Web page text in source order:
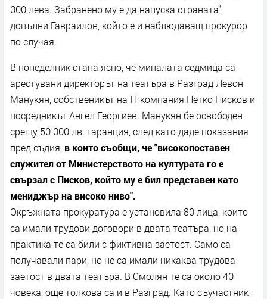
000 лева. Забранено му е да напуска страната",
допълни Гавраилов, който е и наблюдаващ прокурор
по случая.
В понеделник стана ясно, че миналата седмица са
арестувани директорът на театъра в Разград Левон
Манукян, собственикът на IT компания Петко Писков и
посредникът Ангел Георгиев. Манукян бе освободен
срещу 50 000 лв. гаранция, след като даде показания
пред съдия, в които съобщи, че "високопоставен
служител от Министерството на културата го е
свързал с Писков, който му е бил представен като
мениджър на високо ниво".
Окръжната прокуратура е установила 80 лица, които
са имали трудови договори в двата театъра, но на
практика те са били с фиктивна заетост. Само са
получавали пари, но не са имали никаква трудова
заетост в двата театъра. В Смолян те са около 40
човека, още толкова са и в Разград. Като съучастник